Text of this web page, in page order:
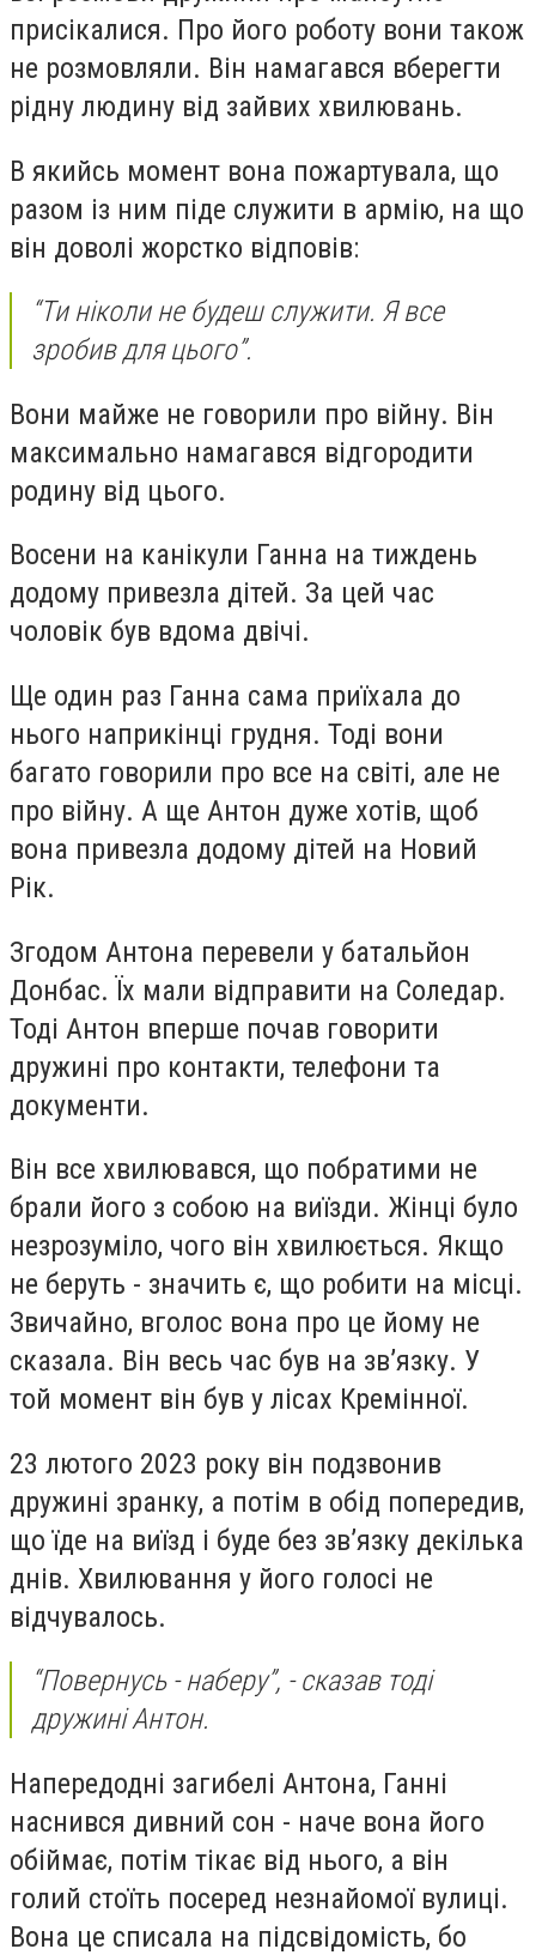
присікалися. Про його роботу вони також
не розмовляли. Він намагався вберегти
рідну людину від зайвих хвилювань.
В якийсь момент вона пожартувала, що
разом із ним піде служити в армію, на що
він доволі жорстко відповів:
“Ти ніколи не будеш служити. Я все
зробив для цього”.
Вони майже не говорили про війну. Він
максимально намагався відгородити
родину від цього.
Восени на канікули Ганна на тиждень
додому привезла дітей. За цей час
чоловік був вдома двічі.
Ще один раз Ганна сама приїхала до
нього наприкінці грудня. Тоді вони
багато говорили про все на світі, але не
про війну. А ще Антон дуже хотів, щоб
вона привезла додому дітей на Новий
Рік.
Згодом Антона перевели у батальйон
Донбас. Їх мали відправити на Соледар.
Тоді Антон вперше почав говорити
дружині про контакти, телефони та
документи.
Він все хвилювався, що побратими не
брали його з собою на виїзди. Жінці було
незрозуміло, чого він хвилюється. Якщо
не беруть - значить є, що робити на місці.
Звичайно, вголос вона про це йому не
сказала. Він весь час був на зв’язку. У
той момент він був у лісах Кремінної.
23 лютого 2023 року він подзвонив
дружині зранку, а потім в обід попередив,
що їде на виїзд і буде без зв’язку декілька
днів. Хвилювання у його голосі не
відчувалось.
“Повернусь - наберу”, - сказав тоді
дружині Антон.
Напередодні загибелі Антона, Ганні
наснився дивний сон - наче вона його
обіймає, потім тікає від нього, а він
голий стоїть посеред незнайомої вулиці.
Вона це списала на підсвідомість, бо